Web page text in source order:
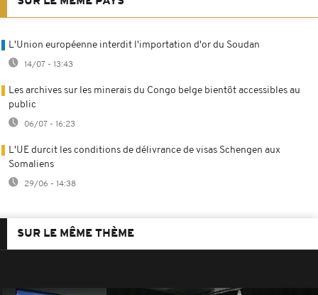
L'Union européenne interdit l'importation d'or du Soudan
14/07 - 13:43
Les archives sur les minerais du Congo belge bientôt accessibles au
public
06/07 - 16:23
L'UE durcit les conditions de délivrance de visas Schengen aux
Somaliens
29/06 - 14:38
SUR LE MÊME THÈME